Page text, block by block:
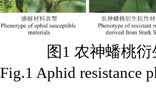
图1 农神蟠桃
Fig.1 Aphid resistance